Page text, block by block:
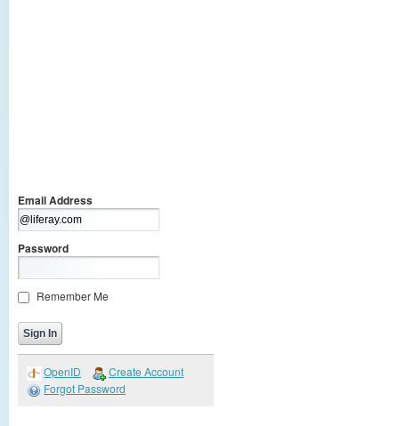
Email Address
Password
Remember Me
OpenID
Create Account
Forgot Password